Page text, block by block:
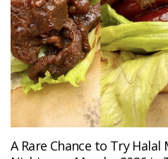
A Rare Chance to Try